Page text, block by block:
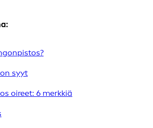
syyt
oireet: 6 merkkiä